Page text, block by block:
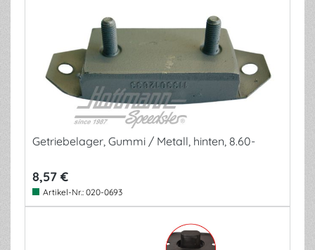
Getriebelager, Gummi / Metall, hinten, 8.60-
8,57 €
Artikel-Nr.: 020-0693